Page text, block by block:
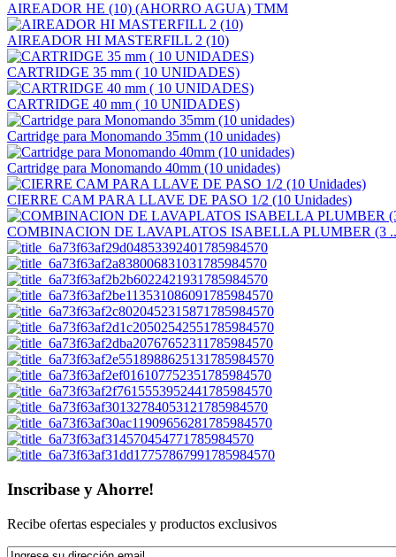
AIREADOR HE (10) (AHORRO AGUA) TMM
AIREADOR HI MASTERFILL 2 (10)
CARTRIDGE 35 mm ( 10 UNIDADES)
CARTRIDGE 40 mm ( 10 UNIDADES)
Cartridge para Monomando 35mm (10 unidades)
Cartridge para Monomando 40mm (10 unidades)
CIERRE CAM PARA LLAVE DE PASO 1/2 (10 Unidades)
COMBINACION DE LAVAPLATOS ISABELLA PLUMBER (3
Inscribase y Ahorre!
Recibe ofertas especiales y productos exclusivos